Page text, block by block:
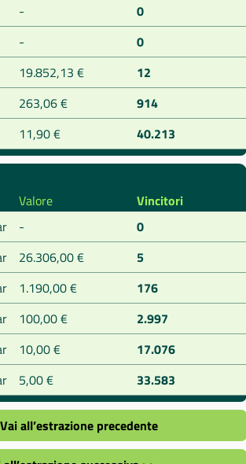
-
0
-
0
19.852,13 €
12
263,06 €
914
11,90 € 40.213
Valore
Vincitori
-
0
26.306,00 €
5
1.190,00 €
176
100,00 €
2.997
10,00 €
17.076
5,00 € 33.583
all’estrazione precedente